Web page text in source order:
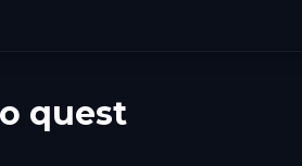
quest